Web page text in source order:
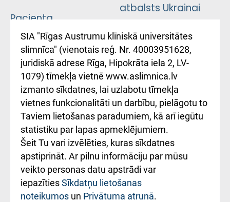
Pacienta
atsauksmju/sūdzību
iesniegšanas
kārtība
Kā pie mums nokļūt
Rēķinu apmaksas
ceļvedis
Rekvizīti un
ārstniecības
iestādes kods
010000234
atbalsts Ukrainai
Підтримка Східної
лікарні та співпраця з
Україною
SIA "Rīgas Austrumu klīniskā universitātes
slimnīca" (vienotais reģ. Nr. 40003951628,
juridiskā adrese Rīga, Hipokrāta iela 2, LV-
1079) tīmekļa vietnē www.aslimnica.lv
izmanto sīkdatnes, lai uzlabotu tīmekļa
vietnes funkcionalitāti un darbību, pielāgotu to
Taviem lietošanas paradumiem, kā arī iegūtu
statistiku par lapas apmeklējumiem.
Šeit Tu vari izvēlēties, kuras sīkdatnes
apstiprināt. Ar pilnu informāciju par mūsu
veikto personas datu apstrādi var
iepazītiesSīkdatņu lietošanas
noteikumos un Privātuma atrunā.